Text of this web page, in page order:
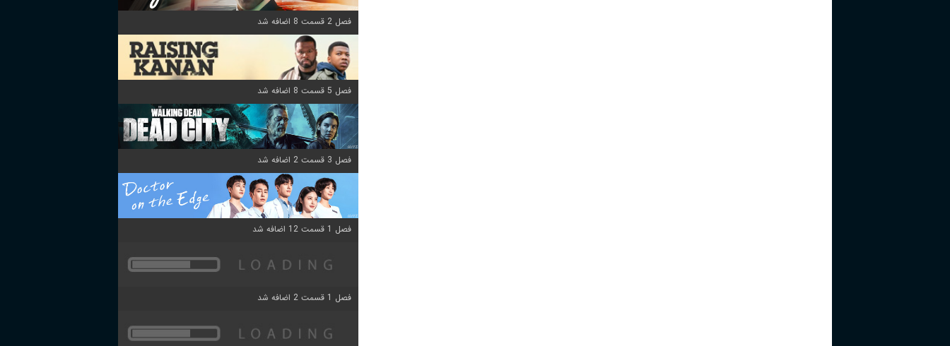
فصل 2 قسمت 8 اضافه شد
فصل 5 قسمت 8 اضافه شد
فصل 3 قسمت 2 اضافه شد
فصل 1 قسمت 12 اضافه شد
فصل 1 قسمت 2 اضافه شد